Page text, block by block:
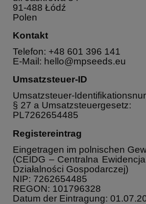
91-488 Łódź
Polen
Kontakt
Telefon: +48 601 396 141
E-Mail: hello@mpseeds.eu
Umsatzsteuer-ID
Umsatzsteuer-
§ 27 a Umsatzsteuergesetz:
PL7262654485
Registereintrag
Eingetragen im polnischen
(CEIDG – Centralna
Działalności Gospodarczej)
NIP: 7262654485
REGON: 101796328
Datum der Eintragung: